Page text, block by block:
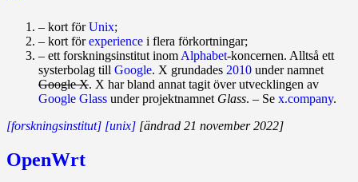
– kort förUnix;
– kort förexperience i flera förkortningar;
– ett forskningsinstitut inom Alphabet-koncernen. Alltså ett
systerbolag till Google. X grundades 2010 under namnet
Google X. X har bland annat tagit över utvecklingen av
Google Glass under projektnamnet Glass. – Se x.company.
[forskningsinstitut] [unix] [ändrad 21 november 2022]
OpenWrt